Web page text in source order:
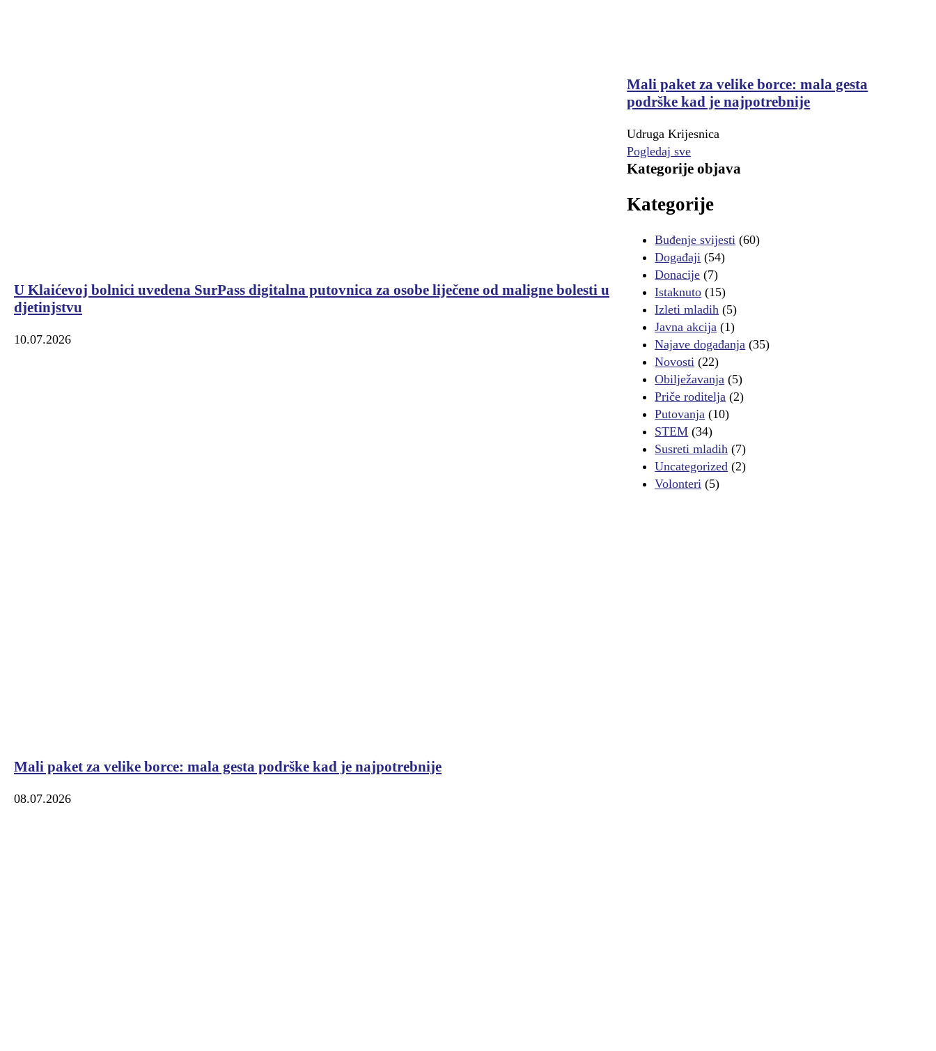
U Klaićevoj bolnici uvedena SurPass digitalna putovnica za osobe liječene od maligne bolesti u
djetinjstvu
10.07.2026
Mali paket za velike borce: mala gesta podrške kad je najpotrebnije
08.07.2026
Mali paket za velike borce: mala gesta
podrške kad je najpotrebnije
Udruga Krijesnica
Pogledaj sve
Kategorije objava
Kategorije
Buđenje svijesti (60)
Događaji (54)
Donacije (7)
Istaknuto (15)
Izleti mladih (5)
Javna akcija (1)
Najave događanja (35)
Novosti (22)
Obilježavanja (5)
Priče roditelja (2)
Putovanja (10)
STEM (34)
Susreti mladih (7)
Uncategorized (2)
Volonteri (5)